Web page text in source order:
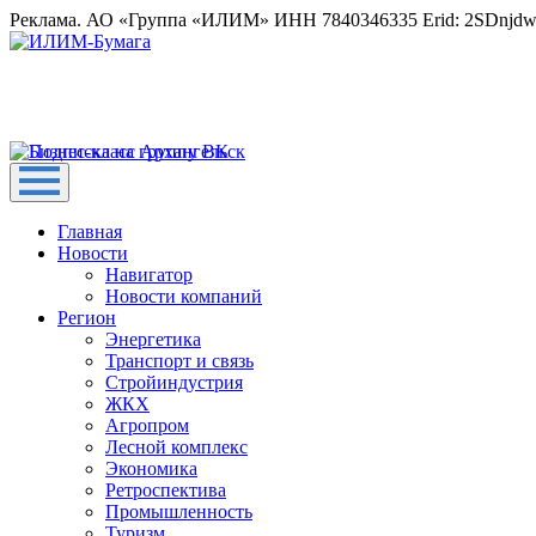
Реклама. АО «Группа «ИЛИМ» ИНН 7840346335 Erid:
Главная
Новости
Навигатор
Новости компаний
Регион
Энергетика
Транспорт и связь
Стройиндустрия
ЖКХ
Агропром
Лесной комплекс
Экономика
Ретроспектива
Промышленность